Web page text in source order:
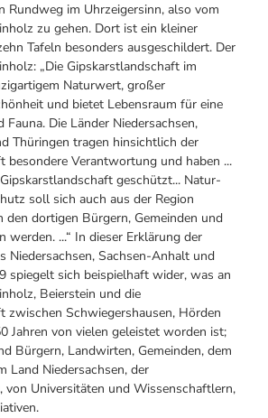
Rundweg im Uhrzeigersinn, also vom
zu gehen. Dort ist ein kleiner
Tafeln besonders ausgeschildert. Der
„Die Gipskarstlandschaft im
Naturwert, großer
und bietet Lebensraum für eine
Die Länder Niedersachsen,
Thüringen tragen hinsichtlich der
besondere Verantwortung und haben ...
geschützt... Natur-
soll sich auch aus der Region
dortigen Bürgern, Gemeinden und
werden. ...“ In dieser Erklärung der
Niedersachsen, Sachsen-Anhalt und
spiegelt sich beispielhaft wider, was an
Beierstein und die
zwischen Schwiegershausen, Hörden
Jahren von vielen geleistet worden ist;
Bürgern, Landwirten, Gemeinden, dem
Land Niedersachsen, der
von Universitäten und Wissenschaftlern,